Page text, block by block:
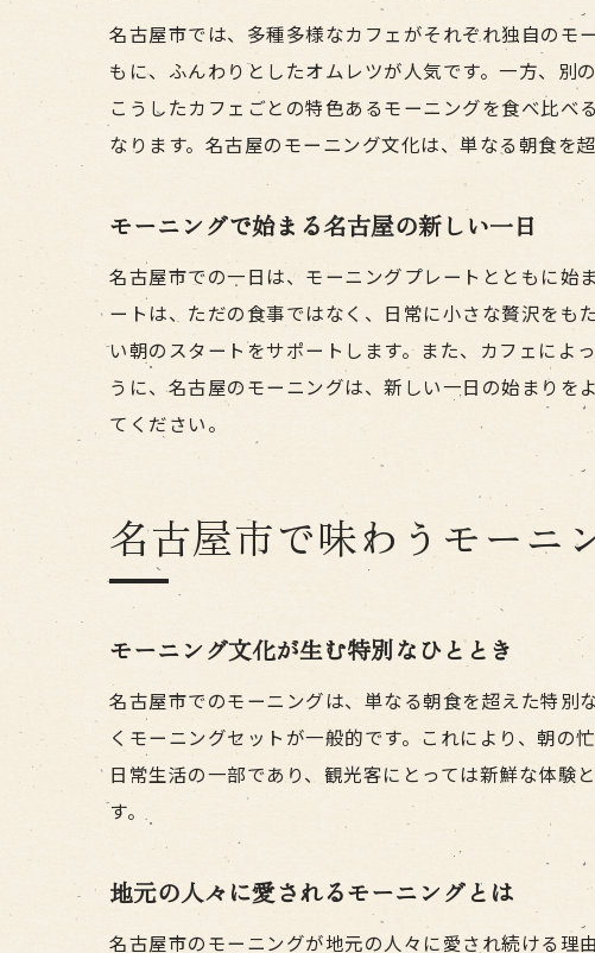
名古屋市では、多種多様なカフェがそれぞれ独自のモ
もに、ふんわりとしたオムレツが人気です。一方、別
こうしたカフェごとの特色あるモーニングを食べ比
なります。名古屋のモーニング文化は、単なる朝食を
モーニングで始まる名古屋の新しい一日
名古屋市での一日は、モーニングプレートとともに始
ートは、ただの食事ではなく、日常に小さな贅沢をも
い朝のスタートをサポートします。また、カフェによ
うに、名古屋のモーニングは、新しい一日の始まり
てください。
名古屋市で味わうモーニ
モーニング文化が生む特別なひととき
名古屋市でのモーニングは、単なる朝食を超えた特別
くモーニングセットが一般的です。これにより、朝の
日常生活の一部であり、観光客にとっては新鮮な体験
す。
地元の人々に愛されるモーニングとは
名古屋市のモーニングが地元の人々に愛され続ける理